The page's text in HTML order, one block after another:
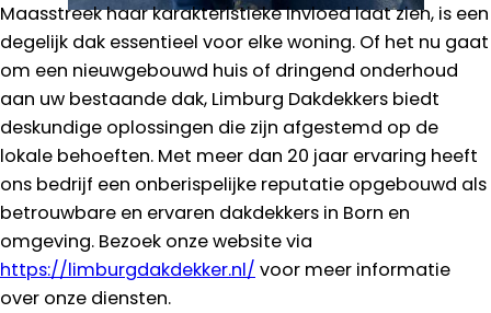
Maasstreek haar karakteristieke invloed laat zien, is een
degelijk dak essentieel voor elke woning. Of het nu gaat
om een nieuwgebouwd huis of dringend onderhoud
aan uw bestaande dak, Limburg Dakdekkers biedt
deskundige oplossingen die zijn afgestemd op de
lokale behoeften. Met meer dan 20 jaar ervaring heeft
ons bedrijf een onberispelijke reputatie opgebouwd als
betrouwbare en ervaren dakdekkers in Born en
omgeving. Bezoek onze website via
https://limburgdakdekker.nl/ voor meer informatie
over onze diensten.